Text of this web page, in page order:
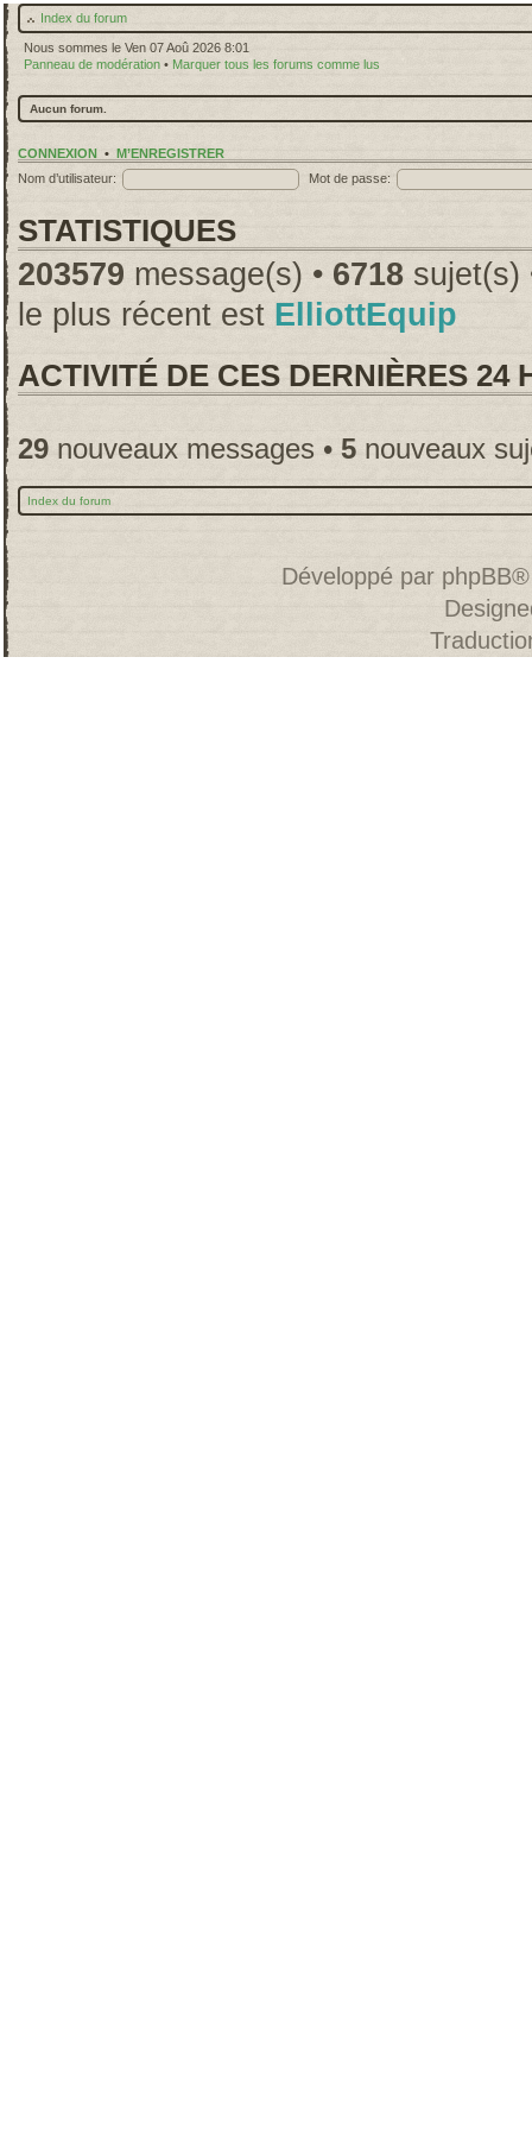
Index du forum
Nous sommes le Ven 07 Aoû 2026 8:01
Panneau de modération • Marquer tous les forums comme lus
Aucun forum.
CONNEXION • M’ENREGISTRER
Nom d’utilisateur:
Mot de passe:
STATISTIQUES
203579 message(s) • 6718 sujet(s)
le plus récent est ElliottEquip
ACTIVITÉ DE CES DERNIÈRES 24
29 nouveaux messages • 5 nouveaux
Index du forum
Développé par phpBB®